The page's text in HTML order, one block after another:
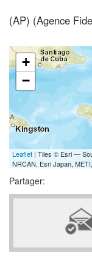
(AP) (Agence
+
−
Leaflet | Tiles © Esri —
NRCAN, Esri Japan,
Partager: